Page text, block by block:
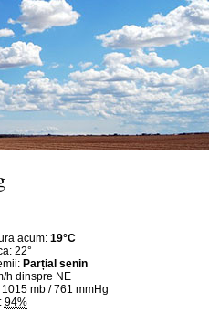
acum: 19°C
22°
Parțial senin
h dinspre NE
mb / 761 mmHg
94%